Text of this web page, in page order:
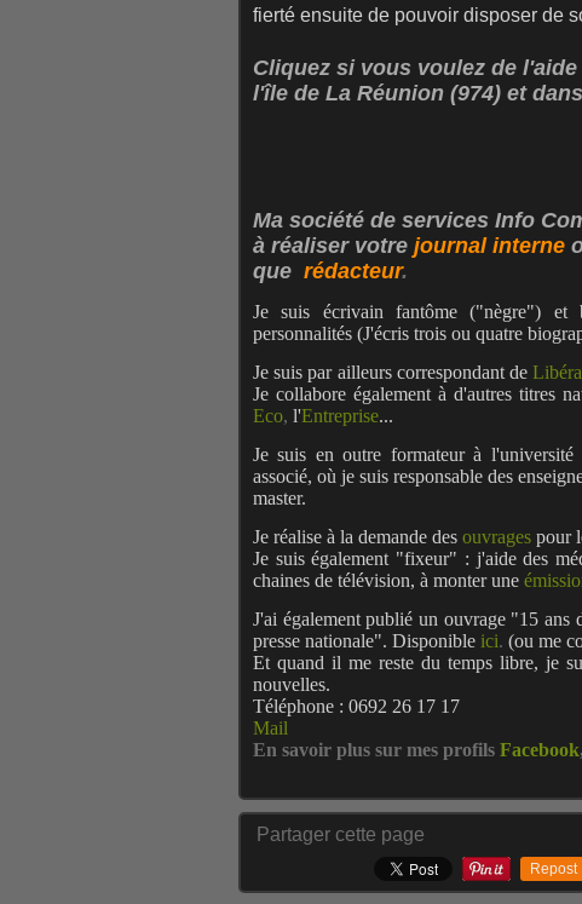
fierté ensuite de pouvoir disposer de
Cliquez si vous voulez de
l'île de La Réunion (974) et
Ma société de services Info
à réaliser votre journal interne
que rédacteur.
Je suis écrivain fantôme ("nègre")
personnalités (J'écris trois ou quatre
Je suis par ailleurs correspondant de
Je collabore également à d'autres titres
Eco, l'Entreprise...
Je suis en outre formateur à
associé, où je suis responsable des
master.
Je réalise à la demande des ouvrages pour
Je suis également "fixeur" : j'aide des
chaines de télévision, à monter une
J'ai également publié un ouvrage "15 ans
presse nationale". Disponible ici. (ou me
Et quand il me reste du temps libre, je
nouvelles.
Téléphone : 0692 26 17 17
Mail
En savoir plus sur mes profils Facebook
Partager cette page
Repost